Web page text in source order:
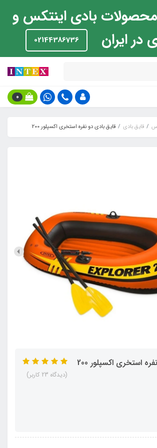
محصولات بادی اینتکس و
ایران
02144386736
0
قایق بادی قایق بادی دو نفره استخری اکسپلور 200
استخری اکسپلور 200
(دیدگاه 23 کاربر)